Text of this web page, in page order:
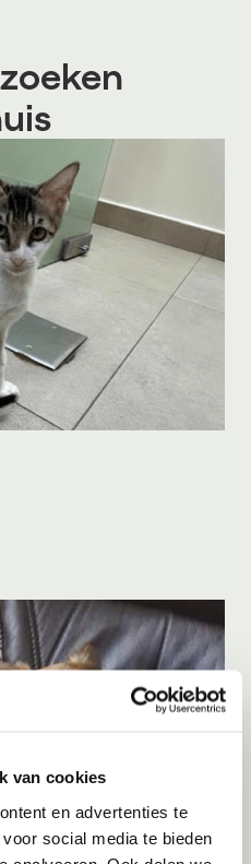
van cookies
en advertenties te
social media te bieden